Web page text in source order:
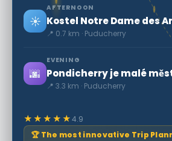
☀️
AFTERNOON
Kostel Notre Dame des
📍 0.7 km · Puducherry
🌆
EVENING
📍 3.3 km · Puducherry
★★★★★4.9
🏆 The most innovative Trip